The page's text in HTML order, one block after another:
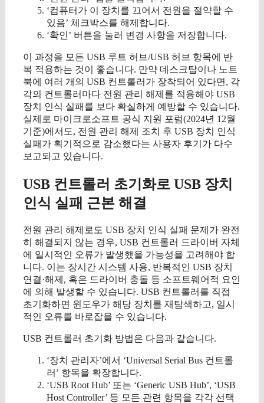
‘컴퓨터가 이 장치를 끄어서 전원을 절약할 수
있음’ 체크박스를 해제합니다.
‘확인’ 버튼을 눌러 변경 사항을 저장합니다.
이 과정을 모든 USB 루트 허브/USB 허브 항목에 반
복 적용하는 것이 좋습니다. 만약 데스크탑이나 노트
북에 여러 개의 USB 컨트롤러가 장착되어 있다면, 각
각의 컨트롤러마다 전원 관리 해제를 적용해야 USB
장치 인식 실패를 보다 확실하게 예방할 수 있습니다.
실제로 마이크로소프트 공식 지원 포럼(2024년 12월
기준)에서도, 전원 관리 해제 조치 후 USB 장치 인식
실패가 획기적으로 감소했다는 사용자 후기가 다수
보고되고 있습니다.
USB 컨트롤러 초기화로 USB 장치
인식 실패 근본 해결
전원 관리 해제로도 USB 장치 인식 실패 문제가 완전
히 해결되지 않는 경우, USB 컨트롤러 드라이버 자체
에 일시적인 오류가 발생했을 가능성을 고려해야 합
니다. 이는 장시간 시스템 사용, 반복적인 USB 장치
연결·해제, 혹은 드라이버 충돌 등 소프트웨어적 요인
에 의해 발생할 수 있습니다. USB 컨트롤러를 직접
초기화하면 윈도우가 해당 장치를 재탐색하고, 일시
적인 오류를 바로잡을 수 있습니다.
USB 컨트롤러 초기화 방법은 다음과 같습니다.
‘장치 관리자’에서 ‘Universal Serial Bus 컨트롤
러’ 항목을 확장합니다.
‘USB Root Hub’ 또는 ‘Generic USB Hub’, ‘USB
Host Controller’ 등 모든 관련 항목을 각각 선택